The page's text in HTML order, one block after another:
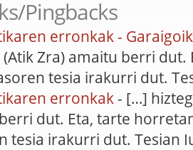
Pingbacks
erronkak -
Zra) amaitu berri dut.
tesia irakurri dut.
erronkak- […]
dut. Eta, tarte
tesia irakurri dut. Tesian